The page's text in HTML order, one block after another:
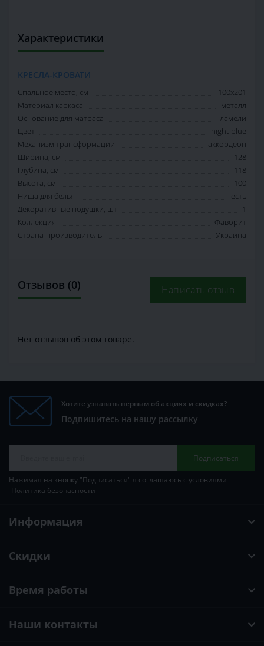
Характеристики
КРЕСЛА-КРОВАТИ
Спальное место, см
100х201
Материал каркаса
металл
Основание для матраса
ламели
Цвет
night-blue
Механизм трансформации
аккордеон
Ширина, см
128
Глубина, см
118
Высота, см
100
Ниша для белья
есть
Декоративные подушки, шт
1
Коллекция
Фаворит
Страна-производитель
Украина
Отзывов (0) Написать отзыв
Нет отзывов об этом товаре.
Хотите узнавать первым об акциях и скидках?
Подпишитесь на нашу рассылку
Подписаться
Нажимая на кнопку "Подписаться" я соглашаюсь с условиями
Политика безопасности
Информация
Скидки
Время работы
Наши контакты